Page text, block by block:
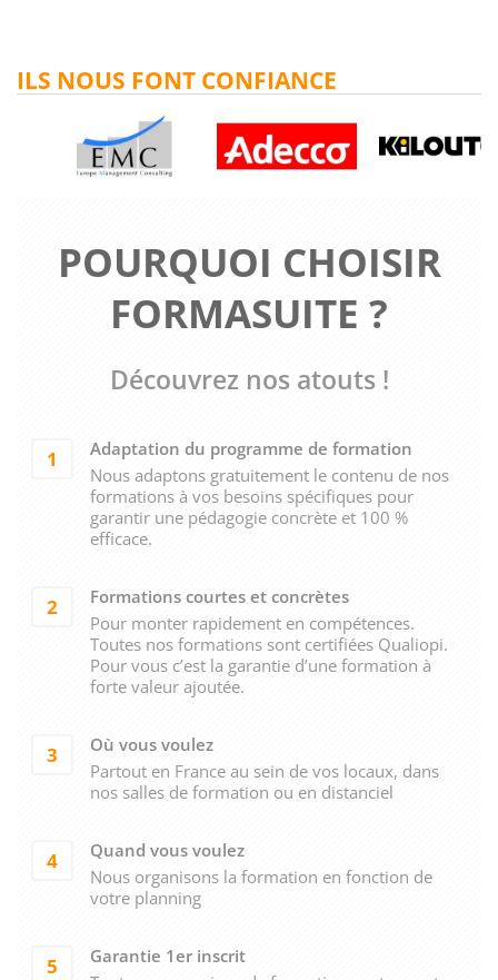
POURQUOI CHOISIR
FORMASUITE ?
Découvrez nos atouts !
1
Adaptation du programme de formation
Nous adaptons gratuitement le contenu de nos
formations à vos besoins spécifiques pour
garantir une pédagogie concrète et 100 %
efficace.
2
Formations courtes et concrètes
Pour monter rapidement en compétences.
Toutes nos formations sont certifiées Qualiopi.
Pour vous c’est la garantie d’une formation à
forte valeur ajoutée.
3
Où vous voulez
Partout en France au sein de vos locaux, dans
nos salles de formation ou en distanciel
4
Quand vous voulez
Nous organisons la formation en fonction de
votre planning
5
Garantie 1er inscrit
ILS NOUS FONT CONFIANCE